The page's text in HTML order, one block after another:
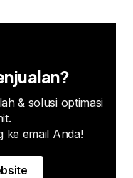
& solusi optimasi
ke email Anda!